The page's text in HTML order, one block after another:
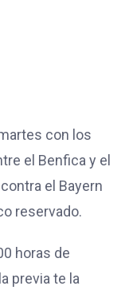
con los
el Benfica y el
el Bayern
reservado.
horas de
previa te la